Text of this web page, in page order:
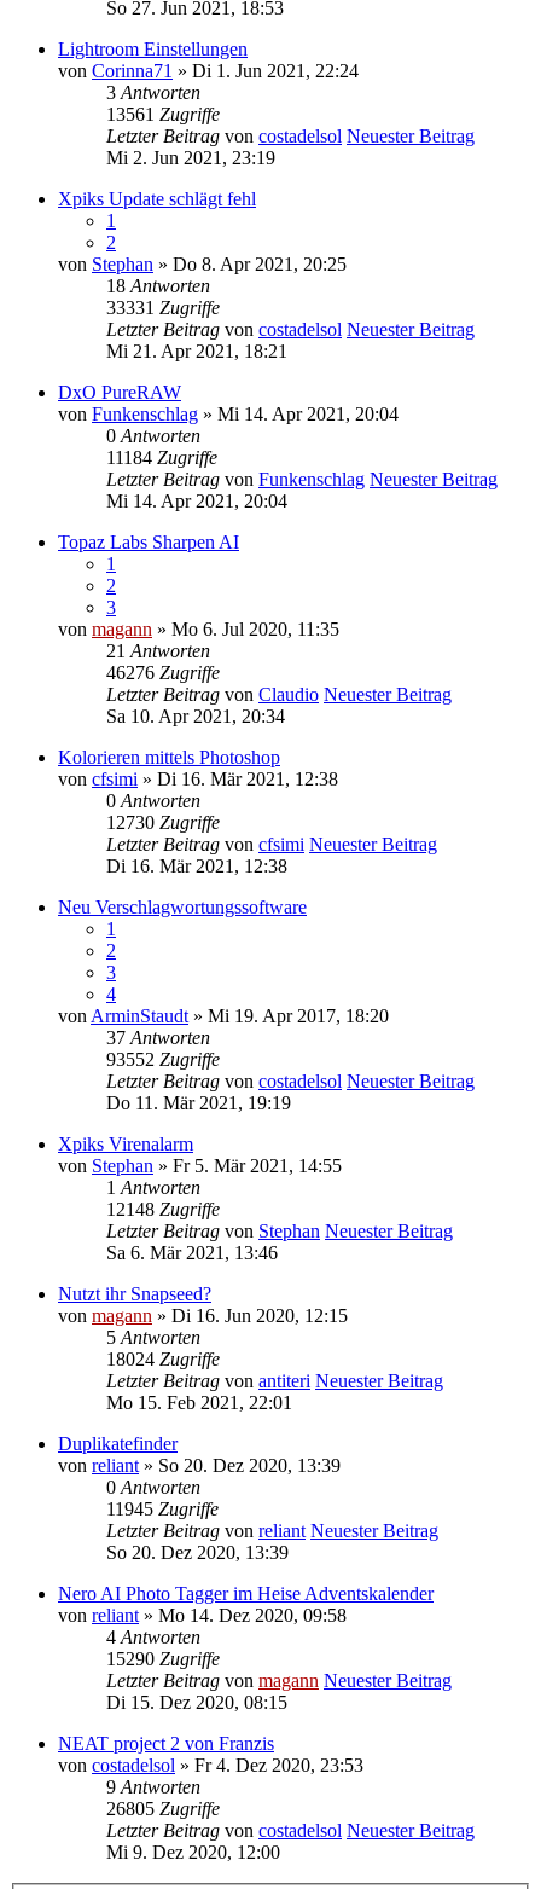
So 27. Jun 2021, 18:53
Lightroom Einstellungen
von Corinna71 » Di 1. Jun 2021, 22:24
3 Antworten
13561 Zugriffe
Letzter Beitrag von costadelsol Neuester Beitrag
Mi 2. Jun 2021, 23:19
Xpiks Update schlägt fehl
1
2
von Stephan » Do 8. Apr 2021, 20:25
18 Antworten
33331 Zugriffe
Letzter Beitrag von costadelsol Neuester Beitrag
Mi 21. Apr 2021, 18:21
DxO PureRAW
von Funkenschlag » Mi 14. Apr 2021, 20:04
0 Antworten
11184 Zugriffe
Letzter Beitrag von Funkenschlag Neuester Beitrag
Mi 14. Apr 2021, 20:04
Topaz Labs Sharpen AI
1
2
3
von magann » Mo 6. Jul 2020, 11:35
21 Antworten
46276 Zugriffe
Letzter Beitrag von Claudio Neuester Beitrag
Sa 10. Apr 2021, 20:34
Kolorieren mittels Photoshop
von cfsimi » Di 16. Mär 2021, 12:38
0 Antworten
12730 Zugriffe
Letzter Beitrag von cfsimi Neuester Beitrag
Di 16. Mär 2021, 12:38
Neu Verschlagwortungssoftware
1
2
3
4
von ArminStaudt » Mi 19. Apr 2017, 18:20
37 Antworten
93552 Zugriffe
Letzter Beitrag von costadelsol Neuester Beitrag
Do 11. Mär 2021, 19:19
Xpiks Virenalarm
von Stephan » Fr 5. Mär 2021, 14:55
1 Antworten
12148 Zugriffe
Letzter Beitrag von Stephan Neuester Beitrag
Sa 6. Mär 2021, 13:46
Nutzt ihr Snapseed?
von magann » Di 16. Jun 2020, 12:15
5 Antworten
18024 Zugriffe
Letzter Beitrag von antiteri Neuester Beitrag
Mo 15. Feb 2021, 22:01
Duplikatefinder
von reliant » So 20. Dez 2020, 13:39
0 Antworten
11945 Zugriffe
Letzter Beitrag von reliant Neuester Beitrag
So 20. Dez 2020, 13:39
Nero AI Photo Tagger im Heise Adventskalender
von reliant » Mo 14. Dez 2020, 09:58
4 Antworten
15290 Zugriffe
Letzter Beitrag von magann Neuester Beitrag
Di 15. Dez 2020, 08:15
NEAT project 2 von Franzis
von costadelsol » Fr 4. Dez 2020, 23:53
9 Antworten
26805 Zugriffe
Letzter Beitrag von costadelsol Neuester Beitrag
Mi 9. Dez 2020, 12:00